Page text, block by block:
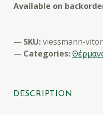
Available on
SKU:viessmann-
Categories:
DESCRIPTION